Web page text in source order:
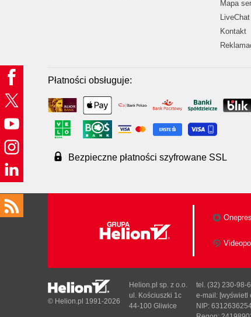
Mapa
LiveChat
Kontakt
Płatności obsługuje:
Bezpieczne płatności szyfrowane SSL
© Helion.pl 1991-2026
Helion.pl sp. z o.o.
ul. Kościuszki 1c
44-100 Gliwice
tel. (32) 230-98-
e-mail: [wyświetl
NIP: